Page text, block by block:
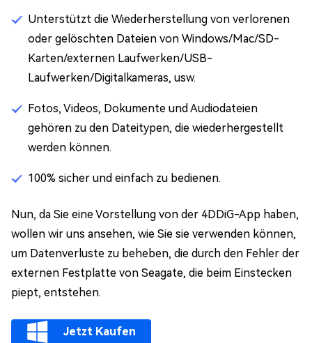
Unterstützt die Wiederherstellung von verlorenen
oder gelöschten Dateien von Windows/Mac/SD-
Karten/externen Laufwerken/USB-
Laufwerken/Digitalkameras, usw.
Fotos, Videos, Dokumente und Audiodateien
gehören zu den Dateitypen, die wiederhergestellt
werden können.
100% sicher und einfach zu bedienen.
Nun, da Sie eine Vorstellung von der 4DDiG-App haben,
wollen wir uns ansehen, wie Sie sie verwenden können,
um Datenverluste zu beheben, die durch den Fehler der
externen Festplatte von Seagate, die beim Einstecken
piept, entstehen.
Jetzt Kaufen